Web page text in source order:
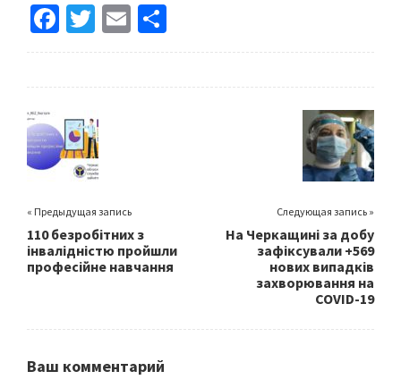
Fa
ce
o
k
T
wi
E
m h
« Предыдущая запись
110 безробітних з
інвалідністю пройшли
професійне навчання
Следующая запись »
На Черкащині за добу
зафіксували +569
нових випадків
захворювання на
COVID-19
Ваш комментарий